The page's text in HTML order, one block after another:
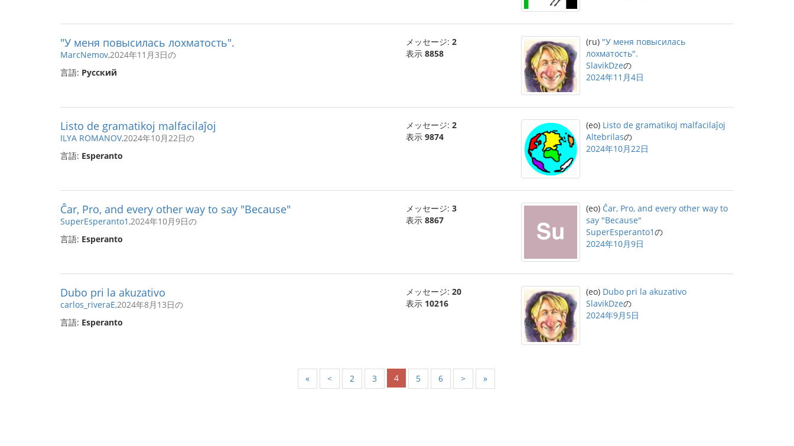
"У меня повысилась лохматость".
MarcNemov,2024年11月3日の
言語: Русский
メッセージ: 2
表示 8858
(ru) "У меня повысилась
лохматость".
SlavikDzeの
2024年11月4日
Listo de gramatikoj malfacilaĵoj
ILYA ROMANOV,2024年10月22日の
言語: Esperanto
メッセージ: 2
表示 9874
(eo) Listo de gramatikoj malfacilaĵoj
Altebrilasの
2024年10月22日
Ĉar, Pro, and every other way to say "Because"
SuperEsperanto1 ,2024年10月9日の
言語: Esperanto
メッセージ: 3
表示 8867
(eo) Ĉar, Pro, and every other way to
say "Because"
SuperEsperanto1の
2024年10月9日
Dubo pri la akuzativo
carlos_riveraE,2024年8月13日の
言語: Esperanto
メッセージ: 20
表示 10216
(eo) Dubo pri la akuzativo
SlavikDzeの
2024年9月5日
« < 2 3 4 5 6 > »